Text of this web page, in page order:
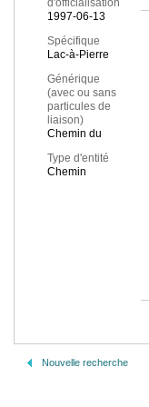
d'officialisation
1997-06-13
Spécifique
Lac-à-Pierre
Générique
(avec ou sans
particules de
liaison)
Chemin du
Type d'entité
Chemin
Nouvelle recherche